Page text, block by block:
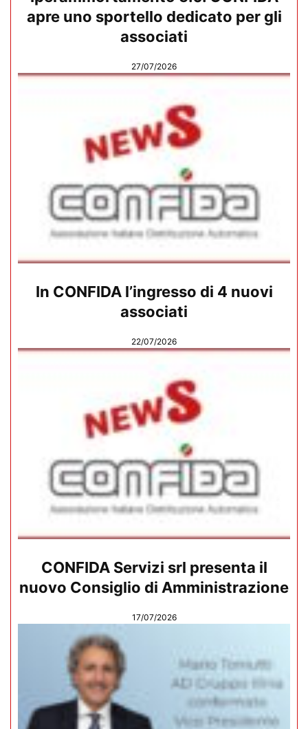
apre uno sportello dedicato per gli
associati
27/07/2026
In CONFIDA l’ingresso di 4 nuovi
associati
22/07/2026
CONFIDA Servizi srl presenta il
nuovo Consiglio di Amministrazione
17/07/2026